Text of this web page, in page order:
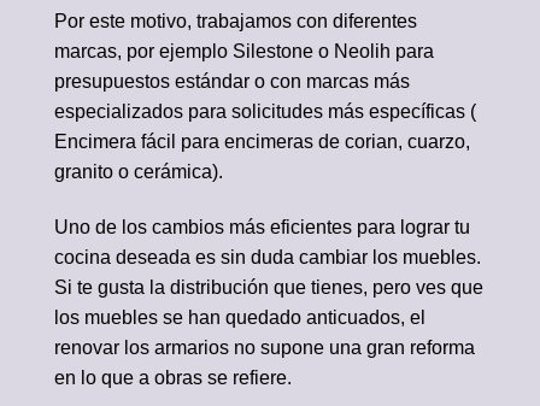
Por este motivo, trabajamos con diferentes
marcas, por ejemplo Silestone o Neolih para
presupuestos estándar o con marcas más
especializados para solicitudes más específicas (
Encimera fácil para encimeras de corian, cuarzo,
granito o cerámica).
Uno de los cambios más eficientes para lograr tu
cocina deseada es sin duda cambiar los muebles.
Si te gusta la distribución que tienes, pero ves que
los muebles se han quedado anticuados, el
renovar los armarios no supone una gran reforma
en lo que a obras se refiere.